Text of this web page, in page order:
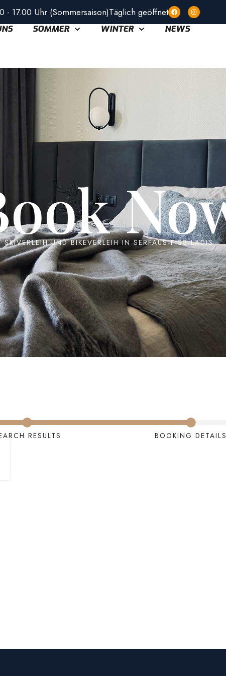
- 17.00 Uhr (Sommersaison)Täglich geöffnet
SOMMER WINTER
NEWS
SKIVERLEIH UND BIKEVERLEIH IN SERFAUS-FISS-LADIS
RESULTS BOOKING DETAILS